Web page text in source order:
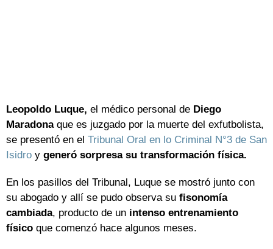
Leopoldo Luque, el médico personal de Diego
Maradonaque es juzgado por la muerte del exfutbolista,
se presentó en el Tribunal Oral en lo Criminal N°3 de San
Isidro y generó sorpresa su transformación física.
En los pasillos del Tribunal, Luque se mostró junto con
su abogado y allí se pudo observa su fisonomía
cambiada, producto de un intenso entrenamiento
físico que comenzó hace algunos meses.